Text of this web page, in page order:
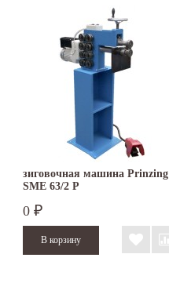
зиговочная машина Prinzing
SMЕ 63/2 P
0 ₽